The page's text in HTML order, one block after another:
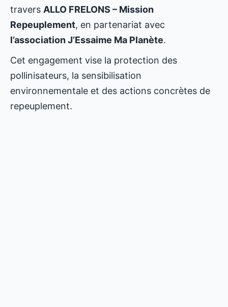
travers ALLO FRELONS – Mission
Repeuplement, en partenariat avec
l’association J’Essaime Ma Planète.
Cet engagement vise la protection des
pollinisateurs, la sensibilisation
environnementale et des actions concrètes de
repeuplement.